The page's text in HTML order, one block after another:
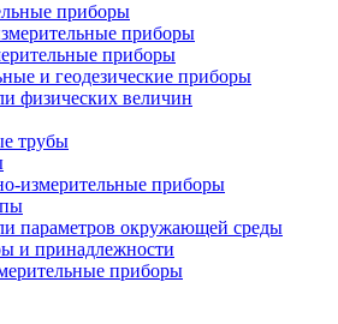
приборы
приборы
приборы
и геодезические приборы
физических величин
трубы
измерительные приборы
параметров окружающей среды
и принадлежности
приборы